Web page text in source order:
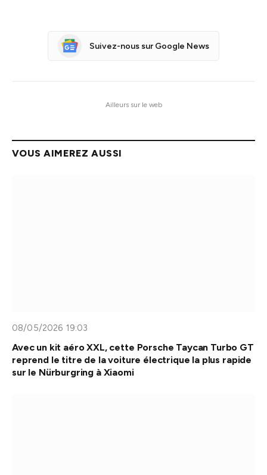
Suivez-nous sur Google News
Ailleurs sur le web
VOUS AIMEREZ AUSSI
08/05/2026 19:03
Avec un kit aéro XXL, cette Porsche Taycan Turbo GT
reprend le titre de la voiture électrique la plus rapide
sur le Nürburgring à Xiaomi